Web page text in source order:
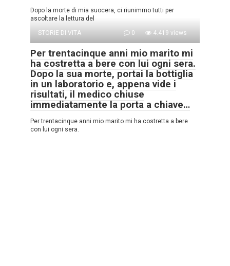
Dopo la morte di mia suocera, ci riunimmo tutti per
ascoltare la lettura del
STORIE DI VITA
0 4.419 views
Per trentacinque anni mio marito mi
ha costretta a bere con lui ogni sera.
Dopo la sua morte, portai la bottiglia
in un laboratorio e, appena vide i
risultati, il medico chiuse
immediatamente la porta a chiave…
Per trentacinque anni mio marito mi ha costretta a bere
con lui ogni sera.